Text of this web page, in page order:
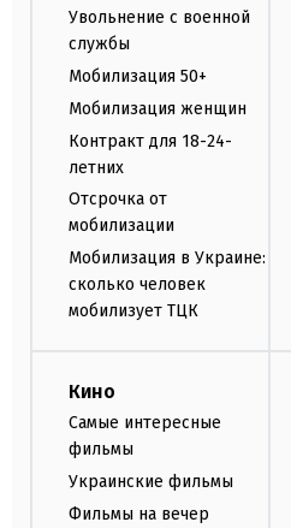
Увольнение с военной
службы
Мобилизация 50+
Мобилизация женщин
Контракт для 18-24-
летних
Отсрочка от
мобилизации
Мобилизация в Украине:
сколько человек
мобилизует ТЦК
Кино
Самые интересные
фильмы
Украинские фильмы
Фильмы на вечер